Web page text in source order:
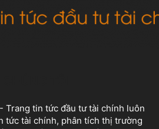
Trang tin tức đầu tư tài chính luôn
tức tài chính, phân tích thị trường